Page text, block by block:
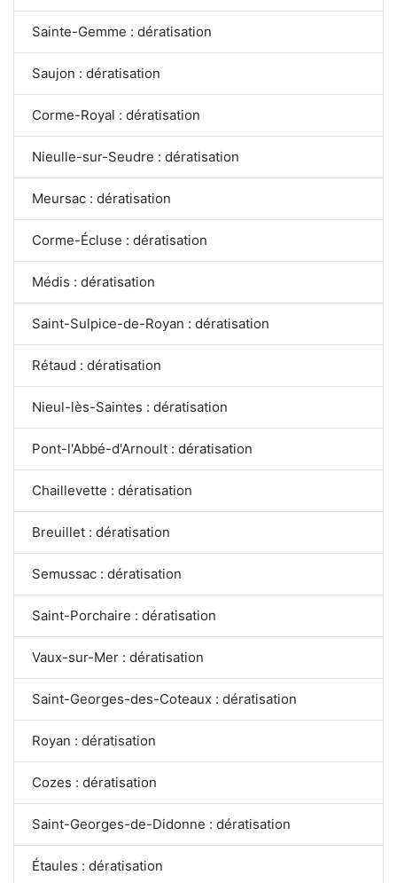
Sainte-Gemme : dératisation
Saujon : dératisation
Corme-Royal : dératisation
Nieulle-sur-Seudre : dératisation
Meursac : dératisation
Corme-Écluse : dératisation
Médis : dératisation
Saint-Sulpice-de-Royan : dératisation
Rétaud : dératisation
Nieul-lès-Saintes : dératisation
Pont-l'Abbé-d'Arnoult : dératisation
Chaillevette : dératisation
Breuillet : dératisation
Semussac : dératisation
Saint-Porchaire : dératisation
Vaux-sur-Mer : dératisation
Saint-Georges-des-Coteaux : dératisation
Royan : dératisation
Cozes : dératisation
Saint-Georges-de-Didonne : dératisation
Étaules : dératisation